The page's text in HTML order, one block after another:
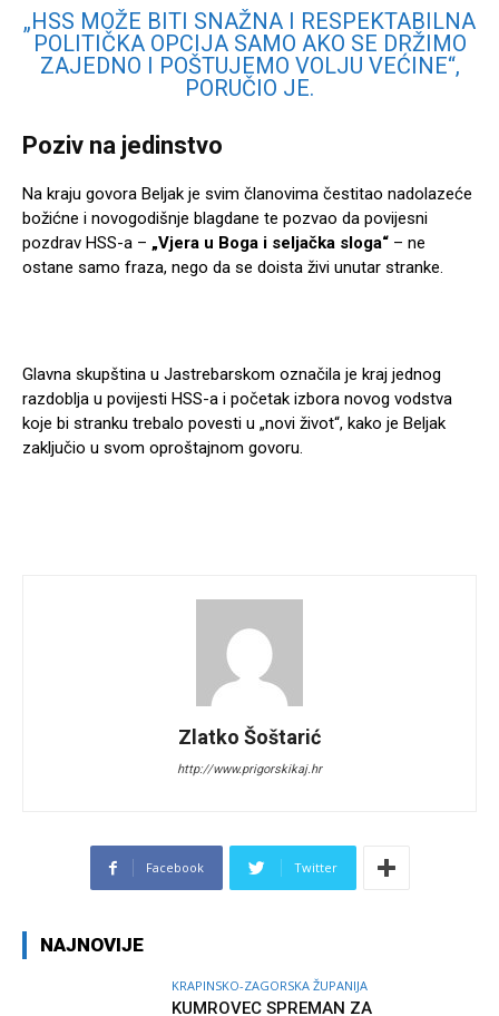
„HSS MOŽE BITI SNAŽNA I RESPEKTABILNA
POLITIČKA OPCIJA SAMO AKO SE DRŽIMO
ZAJEDNO I POŠTUJEMO VOLJU VEĆINE“,
PORUČIO JE.
Poziv na jedinstvo
Na kraju govora Beljak je svim članovima čestitao nadolazeće
božićne i novogodišnje blagdane te pozvao da povijesni
pozdrav HSS-a – „Vjera u Boga i seljačka sloga“ – ne
ostane samo fraza, nego da se doista živi unutar stranke.
Glavna skupština u Jastrebarskom označila je kraj jednog
razdoblja u povijesti HSS-a i početak izbora novog vodstva
koje bi stranku trebalo povesti u „novi život“, kako je Beljak
zaključio u svom oproštajnom govoru.
Zlatko Šoštarić
http://www.prigorskikaj.hr
Facebook Twitter
NAJNOVIJE
KRAPINSKO-ZAGORSKA ŽUPANIJA
KUMROVEC SPREMAN ZA